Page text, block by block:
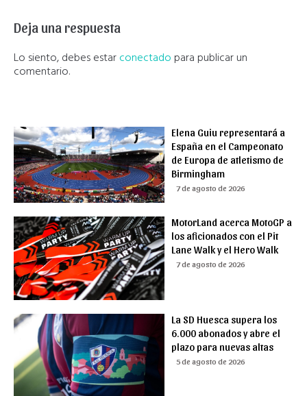
Deja una respuesta
Lo siento, debes estarconectado para publicar un
comentario.
Elena Guiu representará a
España en el Campeonato
de Europa de atletismo de
Birmingham
7 de agosto de 2026
MotorLand acerca MotoGP a
los aficionados con el Pit
Lane Walk y el Hero Walk
7 de agosto de 2026
La SD Huesca supera los
6.000 abonados y abre el
plazo para nuevas altas
5 de agosto de 2026